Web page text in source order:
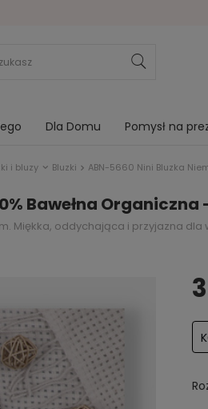
Dla Domu Pomysł na
i bluzy Bluzki ABN-5660 Nini Bluzka
Bawełna Organiczna
Miękka, oddychająca i przyjazna